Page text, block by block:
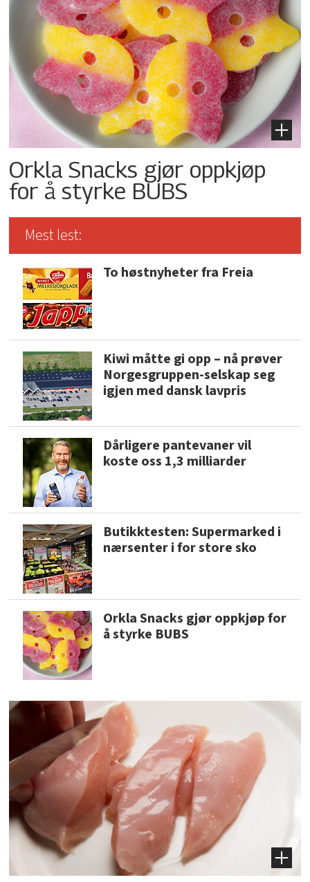
Orkla Snacks gjør oppkjøp
for å styrke BUBS
Mest lest:
To høstnyheter fra Freia
Kiwi måtte gi opp – nå prøver
Norgesgruppen-selskap seg
igjen med dansk lavpris
Dårligere pantevaner vil
koste oss 1,3 milliarder
Butikktesten: Supermarked i
nærsenter i for store sko
Orkla Snacks gjør oppkjøp for
å styrke BUBS